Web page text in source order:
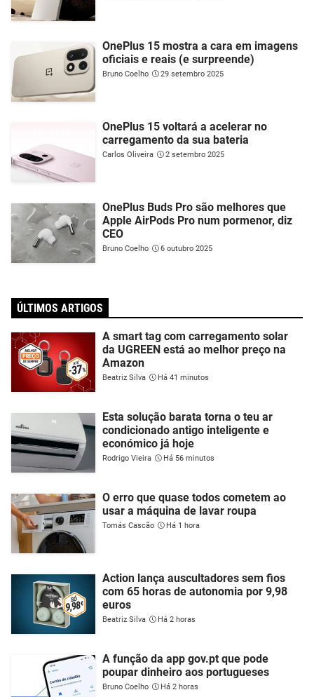
OnePlus 15 mostra a cara em imagens
oficiais e reais (e surpreende)
Bruno Coelho 29 setembro 2025
OnePlus 15 voltará a acelerar no
carregamento da sua bateria
Carlos Oliveira 2 setembro 2025
OnePlus Buds Pro são melhores que
Apple AirPods Pro num pormenor, diz
CEO
Bruno Coelho 6 outubro 2025
ÚLTIMOS ARTIGOS
A smart tag com carregamento solar
da UGREEN está ao melhor preço na
Amazon
Beatriz Silva Há 41 minutos
Esta solução barata torna o teu ar
condicionado antigo inteligente e
económico já hoje
Rodrigo Vieira Há 56 minutos
O erro que quase todos cometem ao
usar a máquina de lavar roupa
Tomás Cascão Há 1 hora
Action lança auscultadores sem fios
com 65 horas de autonomia por 9,98
euros
Beatriz Silva Há 2 horas
A função da app gov.pt que pode
poupar dinheiro aos portugueses
Bruno Coelho Há 2 horas